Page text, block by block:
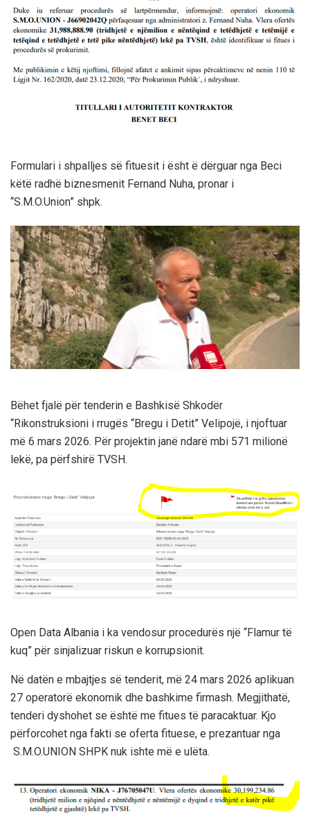
Formulari i shpalljes së fituesit i ësht ë dërguar nga Beci
këtë radhë biznesmenit Fernand Nuha, pronar i
“S.M.O.Union” shpk.
Bëhet fjalë për tenderin e Bashkisë Shkodër
“Rikonstruksioni i rrugës “Bregu i Detit” Velipojë, i njoftuar
më 6 mars 2026. Për projektin janë ndarë mbi 571 milionë
lekë, pa përfshirë TVSH.
Open Data Albania i ka vendosur procedurës një “Flamur të
kuq” për sinjalizuar riskun e korrupsionit.
Në datën e mbajtjes së tenderit, më 24 mars 2026 aplikuan
27 operatorë ekonomik dhe bashkime firmash. Megjithatë,
tenderi dyshohet se është me fitues të paracaktuar. Kjo
përforcohet nga fakti se oferta fituese, e prezantuar nga
S.M.O.UNION SHPK nuk ishte më e ulëta.